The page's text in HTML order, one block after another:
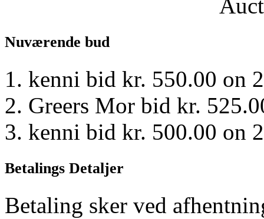
Nuværende bud
kenni bid kr. 550.00 on
Greers Mor bid kr.
kenni bid kr. 500.00 on
Betalings Detaljer
Betaling sker ved